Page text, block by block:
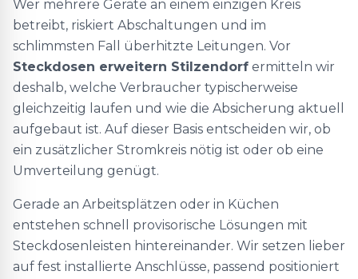
Wer mehrere Geräte an einem einzigen Kreis
betreibt, riskiert Abschaltungen und im
schlimmsten Fall überhitzte Leitungen. Vor
Steckdosen erweitern Stilzendorf ermitteln wir
deshalb, welche Verbraucher typischerweise
gleichzeitig laufen und wie die Absicherung aktuell
aufgebaut ist. Auf dieser Basis entscheiden wir, ob
ein zusätzlicher Stromkreis nötig ist oder ob eine
Umverteilung genügt.
Gerade an Arbeitsplätzen oder in Küchen
entstehen schnell provisorische Lösungen mit
Steckdosenleisten hintereinander. Wir setzen lieber
auf fest installierte Anschlüsse, passend positioniert